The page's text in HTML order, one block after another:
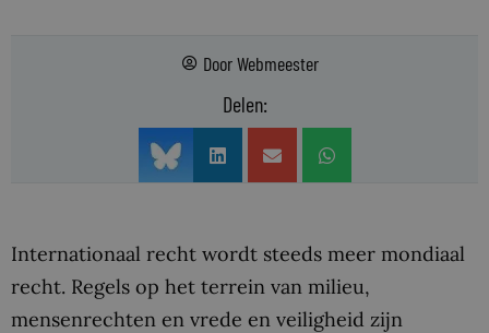
DoorWebmeester
Delen:
Internationaal recht wordt steeds meer mondiaal
recht. Regels op het terrein van milieu,
mensenrechten en vrede en veiligheid zijn